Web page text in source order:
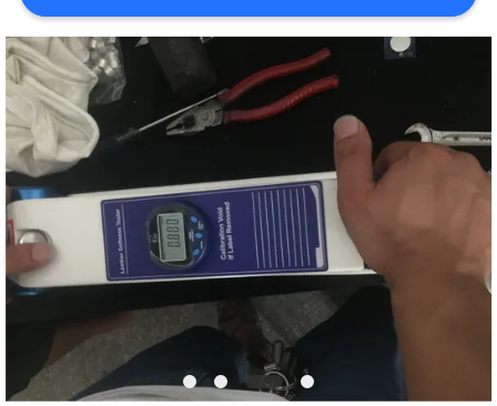
VR
SHOW
SITEMAP
PRIVACY
POLICY